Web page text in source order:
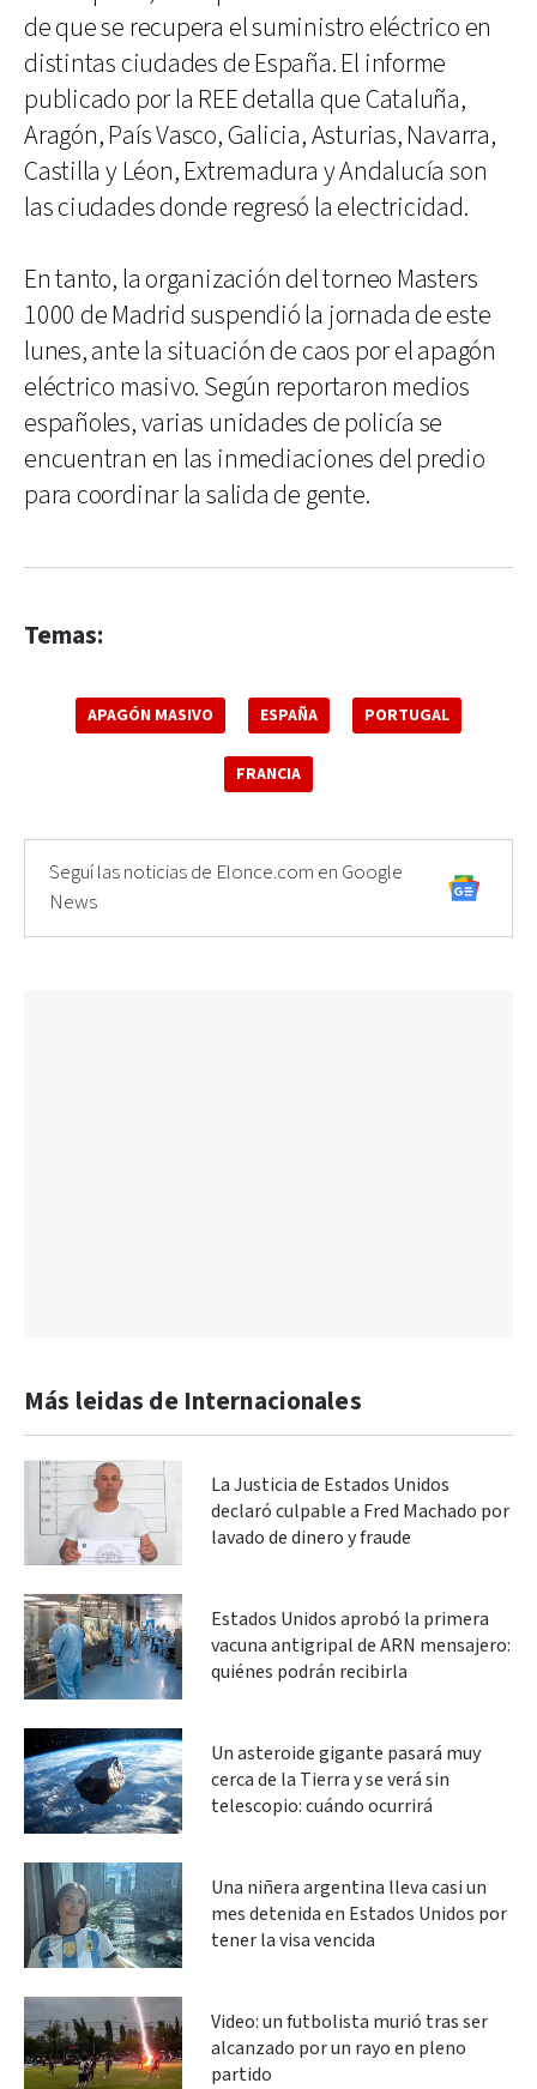
de que se recupera el suministro eléctrico en
distintas ciudades de España. El informe
publicado por la REE detalla que Cataluña,
Aragón, País Vasco, Galicia, Asturias, Navarra,
Castilla y Léon, Extremadura y Andalucía son
las ciudades donde regresó la electricidad.
En tanto, la organización del torneo Masters
1000 de Madrid suspendió la jornada de este
lunes, ante la situación de caos por el apagón
eléctrico masivo. Según reportaron medios
españoles, varias unidades de policía se
encuentran en las inmediaciones del predio
para coordinar la salida de gente.
Temas:
APAGÓN MASIVO ESPAÑA PORTUGAL
FRANCIA
Seguí las noticias de Elonce.com en Google
News
Más leidas de Internacionales
La Justicia de Estados Unidos
declaró culpable a Fred Machado por
lavado de dinero y fraude
Estados Unidos aprobó la primera
vacuna antigripal de ARN mensajero:
quiénes podrán recibirla
Un asteroide gigante pasará muy
cerca de la Tierra y se verá sin
telescopio: cuándo ocurrirá
Una niñera argentina lleva casi un
mes detenida en Estados Unidos por
tener la visa vencida
Video: un futbolista murió tras ser
alcanzado por un rayo en pleno
partido